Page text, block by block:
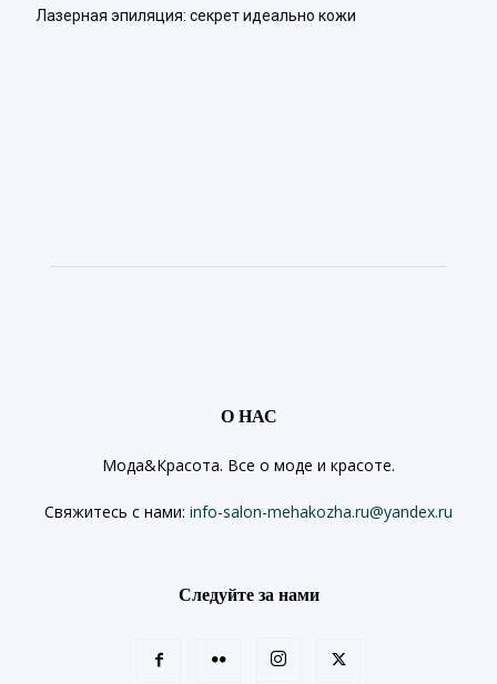
Лазерная эпиляция: секрет идеально кожи
О НАС
Мода&Красота. Все о моде и красоте.
Свяжитесь с нами: info-salon-mehakozha.ru@yandex.ru
Следуйте за нами